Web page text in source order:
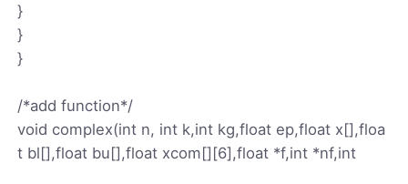
}
}
}
/*add function*/
void complex(int n, int k,int kg,float ep,float x[],floa
t bl[],float bu[],float xcom[][6],float *f,int *nf,int